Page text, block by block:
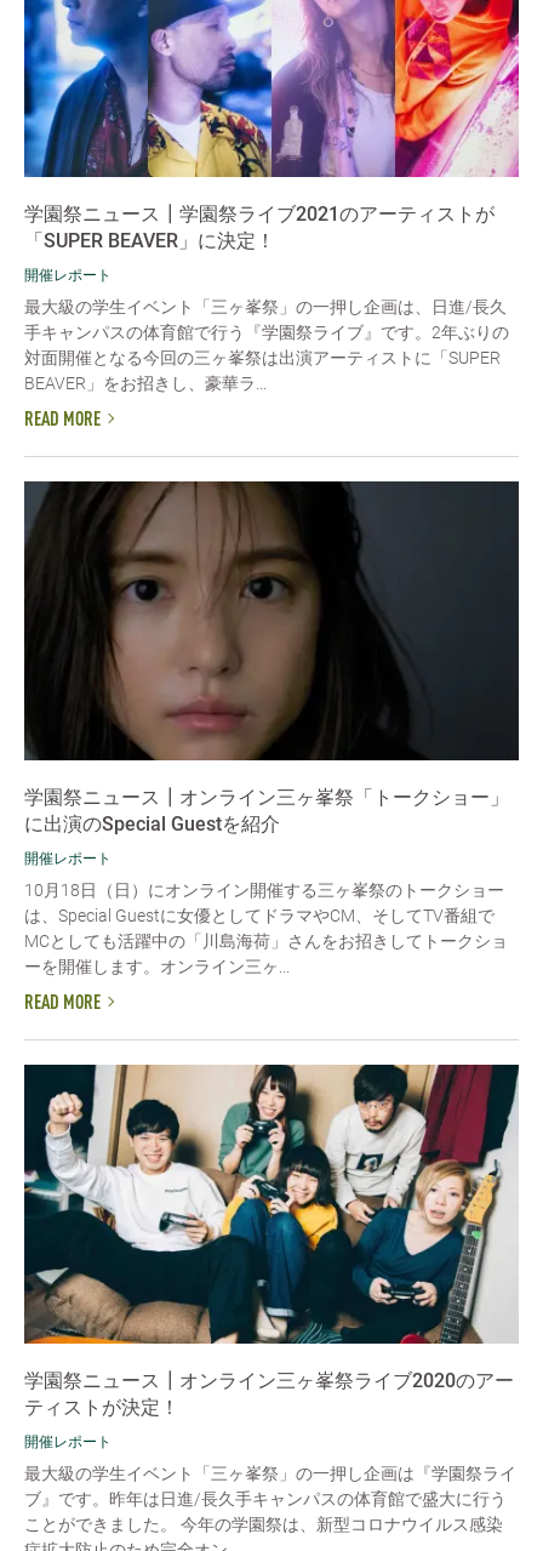
学園祭ニュース┃学園祭ライブ2021のアーティストが
「SUPER BEAVER」に決定！
開催レポート
最大級の学生イベント「三ヶ峯祭」の一押し企画は、日進/長久
手キャンパスの体育館で行う『学園祭ライブ』です。2年ぶりの
対面開催となる今回の三ヶ峯祭は出演アーティストに「SUPER
BEAVER」をお招きし、豪華ラ...
READ MORE
学園祭ニュース┃オンライン三ヶ峯祭「トークショー」
に出演のSpecial Guestを紹介
開催レポート
10月18日（日）にオンライン開催する三ヶ峯祭のトークショー
は、Special Guestに女優としてドラマやCM、そしてTV番組で
MCとしても活躍中の「川島海荷」さんをお招きしてトークショ
ーを開催します。オンライン三ヶ...
READ MORE
学園祭ニュース┃オンライン三ヶ峯祭ライブ2020のアー
ティストが決定！
開催レポート
最大級の学生イベント「三ヶ峯祭」の一押し企画は『学園祭ライ
ブ』です。昨年は日進/長久手キャンパスの体育館で盛大に行う
ことができました。 今年の学園祭は、新型コロナウイルス感染